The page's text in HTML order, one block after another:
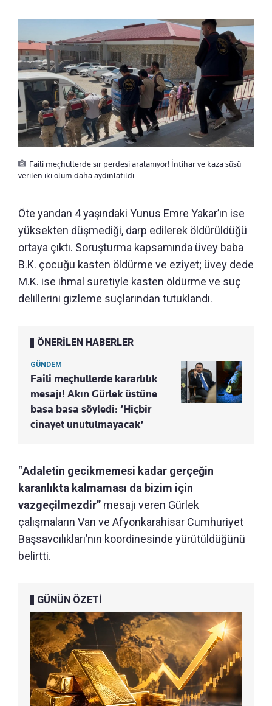
Faili meçhullerde sır perdesi aralanıyor! İntihar ve kaza süsü
verilen iki ölüm daha aydınlatıldı
Öte yandan 4 yaşındaki Yunus Emre Yakar’ın ise
yüksekten düşmediği, darp edilerek öldürüldüğü
ortaya çıktı. Soruşturma kapsamında üvey baba
B.K. çocuğu kasten öldürme ve eziyet; üvey dede
M.K. ise ihmal suretiyle kasten öldürme ve suç
delillerini gizleme suçlarından tutuklandı.
ÖNERİLEN HABERLER
GÜNDEM
Faili meçhullerde kararlılık
mesajı! Akın Gürlek üstüne
basa basa söyledi: ‘Hiçbir
cinayet unutulmayacak’
“Adaletin gecikmemesi kadar gerçeğin
karanlıkta kalmaması da bizim için
vazgeçilmezdir” mesajı veren Gürlek
çalışmaların Van ve Afyonkarahisar Cumhuriyet
Başsavcılıkları’nın koordinesinde yürütüldüğünü
belirtti.
GÜNÜN ÖZETİ